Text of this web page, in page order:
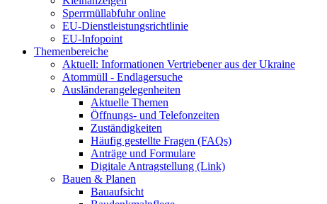
Sperrmüllabfuhr online
EU-Dienstleistungsrichtlinie
EU-Infopoint
Themenbereiche
Aktuell: Informationen Vertriebener aus der Ukraine
Atommüll - Endlagersuche
Ausländerangelegenheiten
Aktuelle Themen
Öffnungs- und Telefonzeiten
Zuständigkeiten
Häufig gestellte Fragen (FAQs)
Anträge und Formulare
Digitale Antragstellung (Link)
Bauen & Planen
Bauaufsicht